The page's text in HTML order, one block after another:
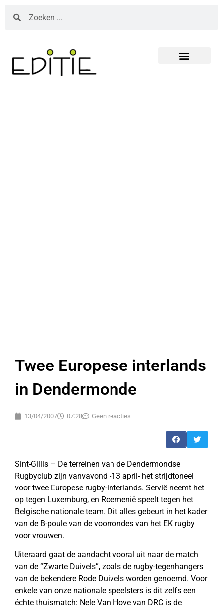
Twee Europese interlands
in Dendermonde
13/04/2007 07:28 Geen reacties
Sint-Gillis – De terreinen van de Dendermondse
Rugbyclub zijn vanvavond -13 april- het strijdtoneel
voor twee Europese rugby-interlands. Servië neemt het
op tegen Luxemburg, en Roemenië speelt tegen het
Belgische nationale team. Dit alles gebeurt in het kader
van de B-poule van de voorrondes van het EK rugby
voor vrouwen.
Uiteraard gaat de aandacht vooral uit naar de match
van de “Zwarte Duivels”, zoals de rugby-tegenhangers
van de bekendere Rode Duivels worden genoemd. Voor
enkele van onze nationale speelsters is dit zelfs een
échte thuismatch: Nele Van Hove van DRC is de